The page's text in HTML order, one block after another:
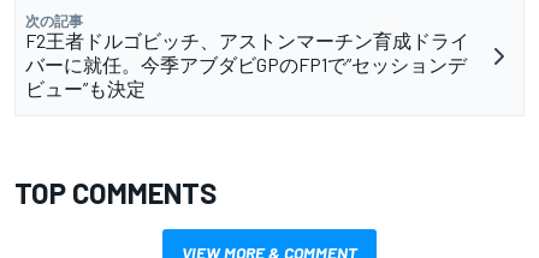
次の記事
F2王者ドルゴビッチ、アストンマーチン育成ドライ
バーに就任。今季アブダビGPのFP1で”セッションデ
ビュー”も決定
TOP COMMENTS
VIEW MORE & COMMENT